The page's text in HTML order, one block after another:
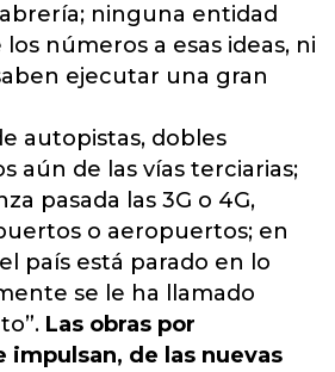
ninguna entidad
números a esas ideas, ni
ejecutar una gran
autopistas, dobles
aún de las vías terciarias;
pasada las 3G o 4G,
o aeropuertos; en
país está parado en lo
se le ha llamado
Las obras por
impulsan, de las nuevas